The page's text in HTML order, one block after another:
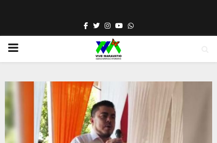
Facebook
TwitterInstagram
YoutubeWhatsapp
PRIMARY